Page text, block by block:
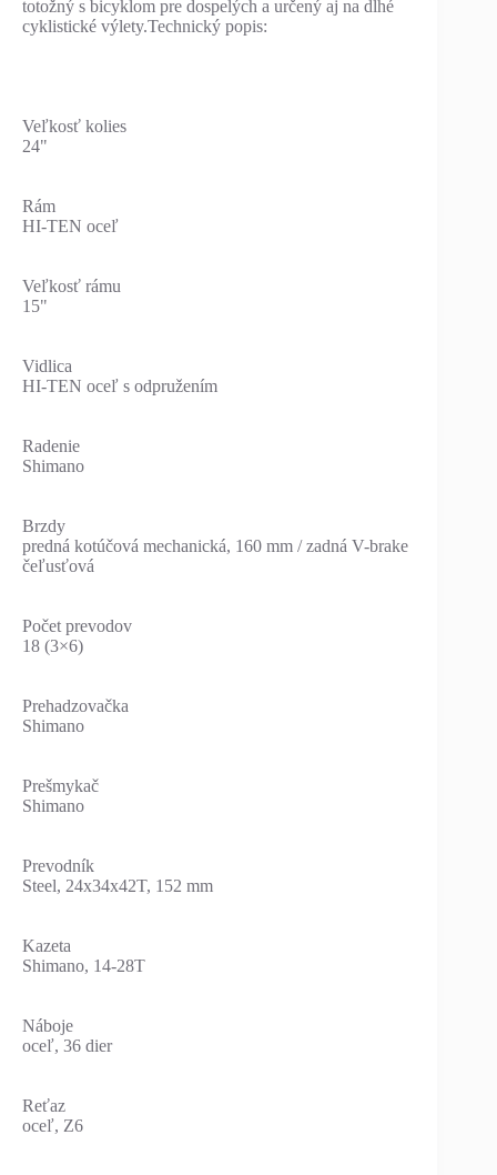
totožný s bicyklom pre dospelých a určený aj na dlhé
cyklistické výlety.Technický popis:
Veľkosť kolies
24"
Rám
HI-TEN oceľ
Veľkosť rámu
15"
Vidlica
HI-TEN oceľ s odpružením
Radenie
Shimano
Brzdy
predná kotúčová mechanická, 160 mm / zadná V-brake
čeľusťová
Počet prevodov
18 (3×6)
Prehadzovačka
Shimano
Prešmykač
Shimano
Prevodník
Steel, 24x34x42T, 152 mm
Kazeta
Shimano, 14-28T
Náboje
oceľ, 36 dier
Reťaz
oceľ, Z6